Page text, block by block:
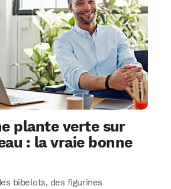
plante verte sur
: la vraie bonne
bibelots, des figurines